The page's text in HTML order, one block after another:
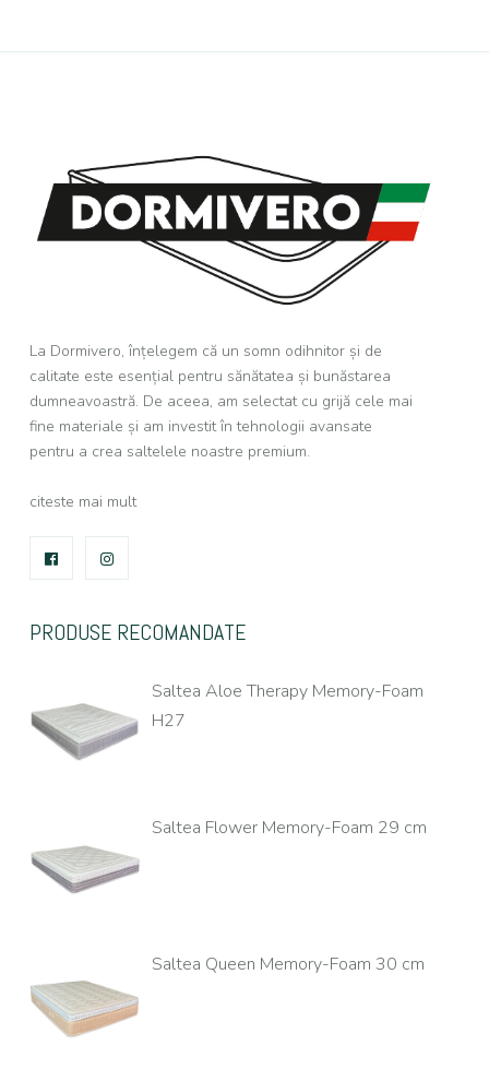
La Dormivero, înțelegem că un somn odihnitor și de
calitate este esențial pentru sănătatea și bunăstarea
dumneavoastră. De aceea, am selectat cu grijă cele mai
fine materiale și am investit în tehnologii avansate
pentru a crea saltelele noastre premium.
citeste mai mult
FACEBOOK
PRODUSE RECOMANDATE
Saltea Aloe Therapy Memory-Foam
H27
Saltea Flower Memory-Foam 29 cm
Saltea Queen Memory-Foam 30 cm